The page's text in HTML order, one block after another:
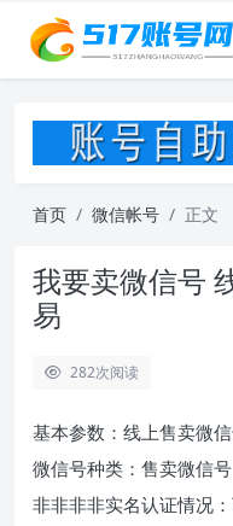
首页 微信帐号 正文
我要卖微信号
易
282次阅读
基本参数：线上售卖微
微信号种类：售卖微信号
非非非非实名认证情况